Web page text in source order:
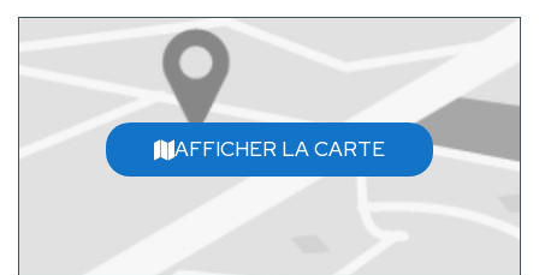
AFFICHER LA CARTE